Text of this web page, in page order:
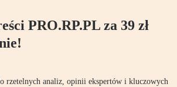
PRO.RP.PL za 39 zł
rzetelnych analiz, opinii ekspertów i kluczowych